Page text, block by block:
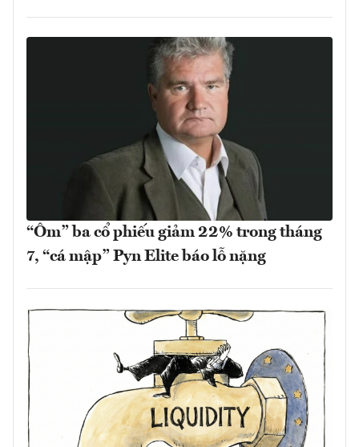
“Ôm” ba cổ phiếu giảm 22% trong tháng
7, “cá mập” Pyn Elite báo lỗ nặng